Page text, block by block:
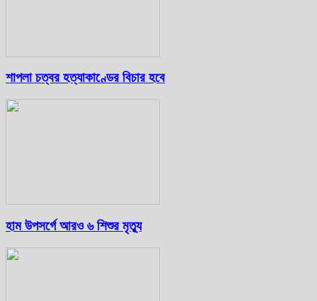
শাপলা চত্বর হত্যাকাণ্ডের বিচার হবে
হাম উপসর্গে আরও ৬ শিশুর মৃত্যু